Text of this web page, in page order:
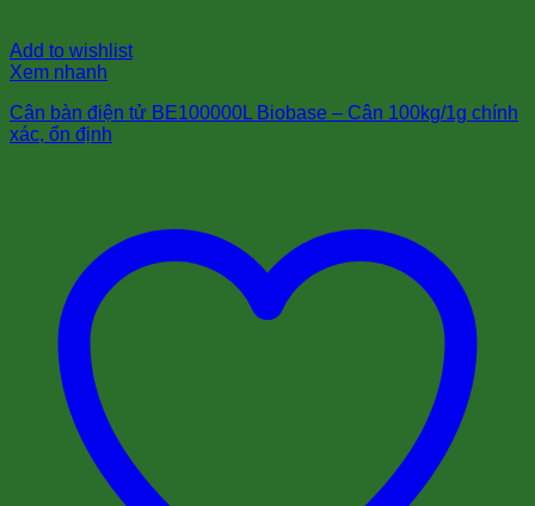
Add to wishlist
Xem nhanh
Cân bàn điện tử BE100000L Biobase – Cân 100kg/1g chính
xác, ổn định